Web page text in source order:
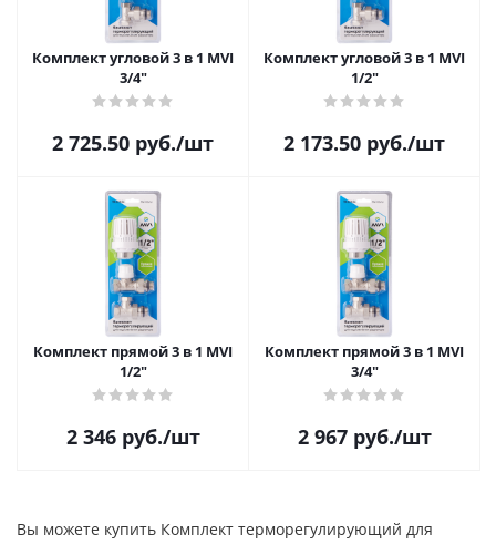
Комплект угловой 3 в 1 MVI
3/4"
2 725.50 руб./шт
Комплект угловой 3 в 1 MVI
1/2"
2 173.50 руб./шт
Комплект прямой 3 в 1 MVI
1/2"
2 346руб./шт
Комплект прямой 3 в 1 MVI
3/4"
2 967руб./шт
Вы можете купить Комплект терморегулирующий для